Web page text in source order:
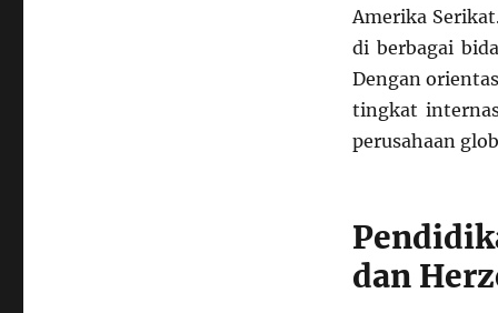
Amerika
di berbagai
Dengan
tingkat
perusahaan
dan